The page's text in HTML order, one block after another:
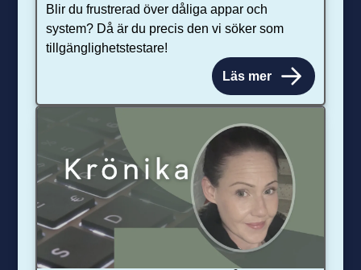
Blir du frustrerad över dåliga appar och
system? Då är du precis den vi söker som
tillgänglighetstestare!
Läs mer